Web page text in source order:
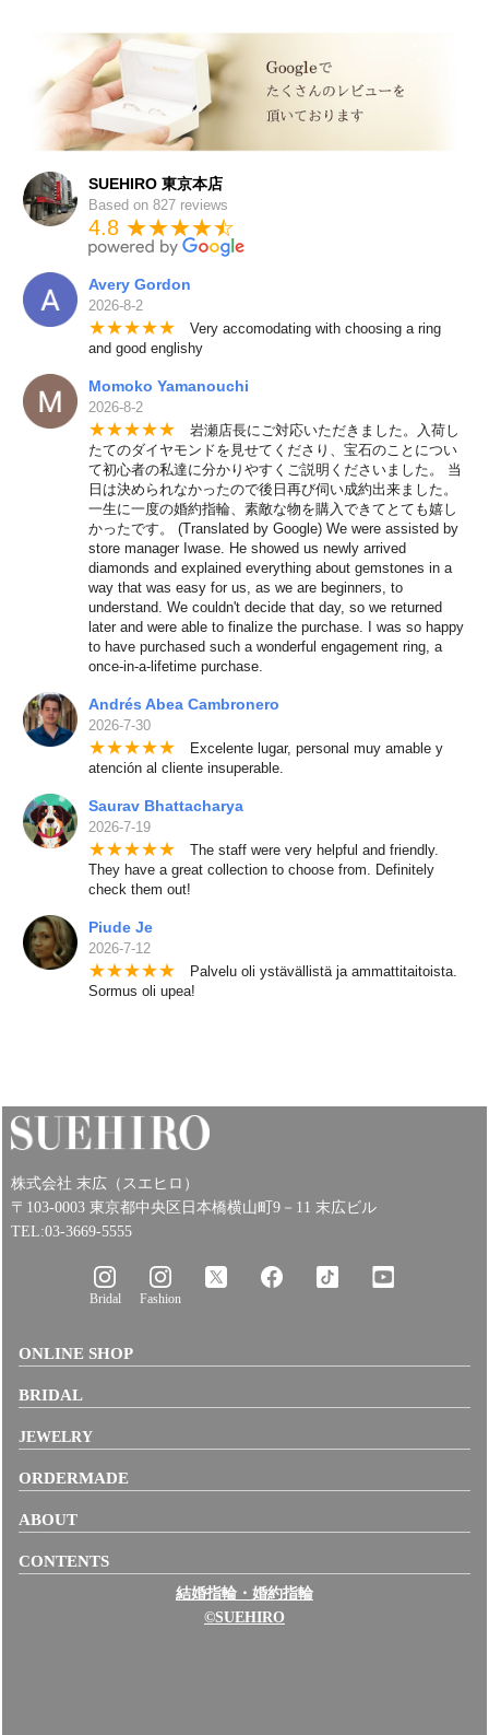
SUEHIRO 東京本店
Based on 827 reviews
4.8 ★★★★★
☆
Avery Gordon
2026-8-2
★★★★★ Very accomodating with choosing a ring
and good englishy
Momoko Yamanouchi
2026-8-2
★★★★★ 岩瀬店長にご対応いただきました。入荷し
たてのダイヤモンドを見せてくださり、宝石のことについ
て初心者の私達に分かりやすくご説明くださいました。 当
日は決められなかったので後日再び伺い成約出来ました。
一生に一度の婚約指輪、素敵な物を購入できてとても嬉し
かったです。 (Translated by Google) We were assisted by
store manager Iwase. He showed us newly arrived
diamonds and explained everything about gemstones in a
way that was easy for us, as we are beginners, to
understand. We couldn't decide that day, so we returned
later and were able to finalize the purchase. I was so happy
to have purchased such a wonderful engagement ring, a
once-in-a-lifetime purchase.
Andrés Abea Cambronero
2026-7-30
★★★★★ Excelente lugar, personal muy amable y
atención al cliente insuperable.
Saurav Bhattacharya
2026-7-19
★★★★★ The staff were very helpful and friendly.
They have a great collection to choose from. Definitely
check them out!
Piude Je
2026-7-12
★★★★★ Palvelu oli ystävällistä ja ammattitaitoista.
Sormus oli upea!
株式会社 末広（スエヒロ）
〒103-0003 東京都中央区日本橋横山町9－11 末広ビル
TEL:03-3669-5555
Bridal Fashion
ONLINE SHOP
BRIDAL
JEWELRY
ORDERMADE
ABOUT
CONTENTS
結婚指輪・婚約指輪
©SUEHIRO